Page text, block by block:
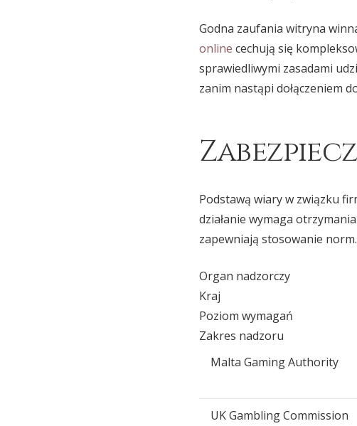
Godna zaufania witryna
online cechują się
sprawiedliwymi zasadami
zanim nastąpi dołączeniem
Podstawą wiary w związku
działanie wymaga
zapewniają stosowanie norm.
Organ nadzorczy
Kraj
Poziom wymagań
Zakres nadzoru
Malta Gaming Authority
UK Gambling Commission